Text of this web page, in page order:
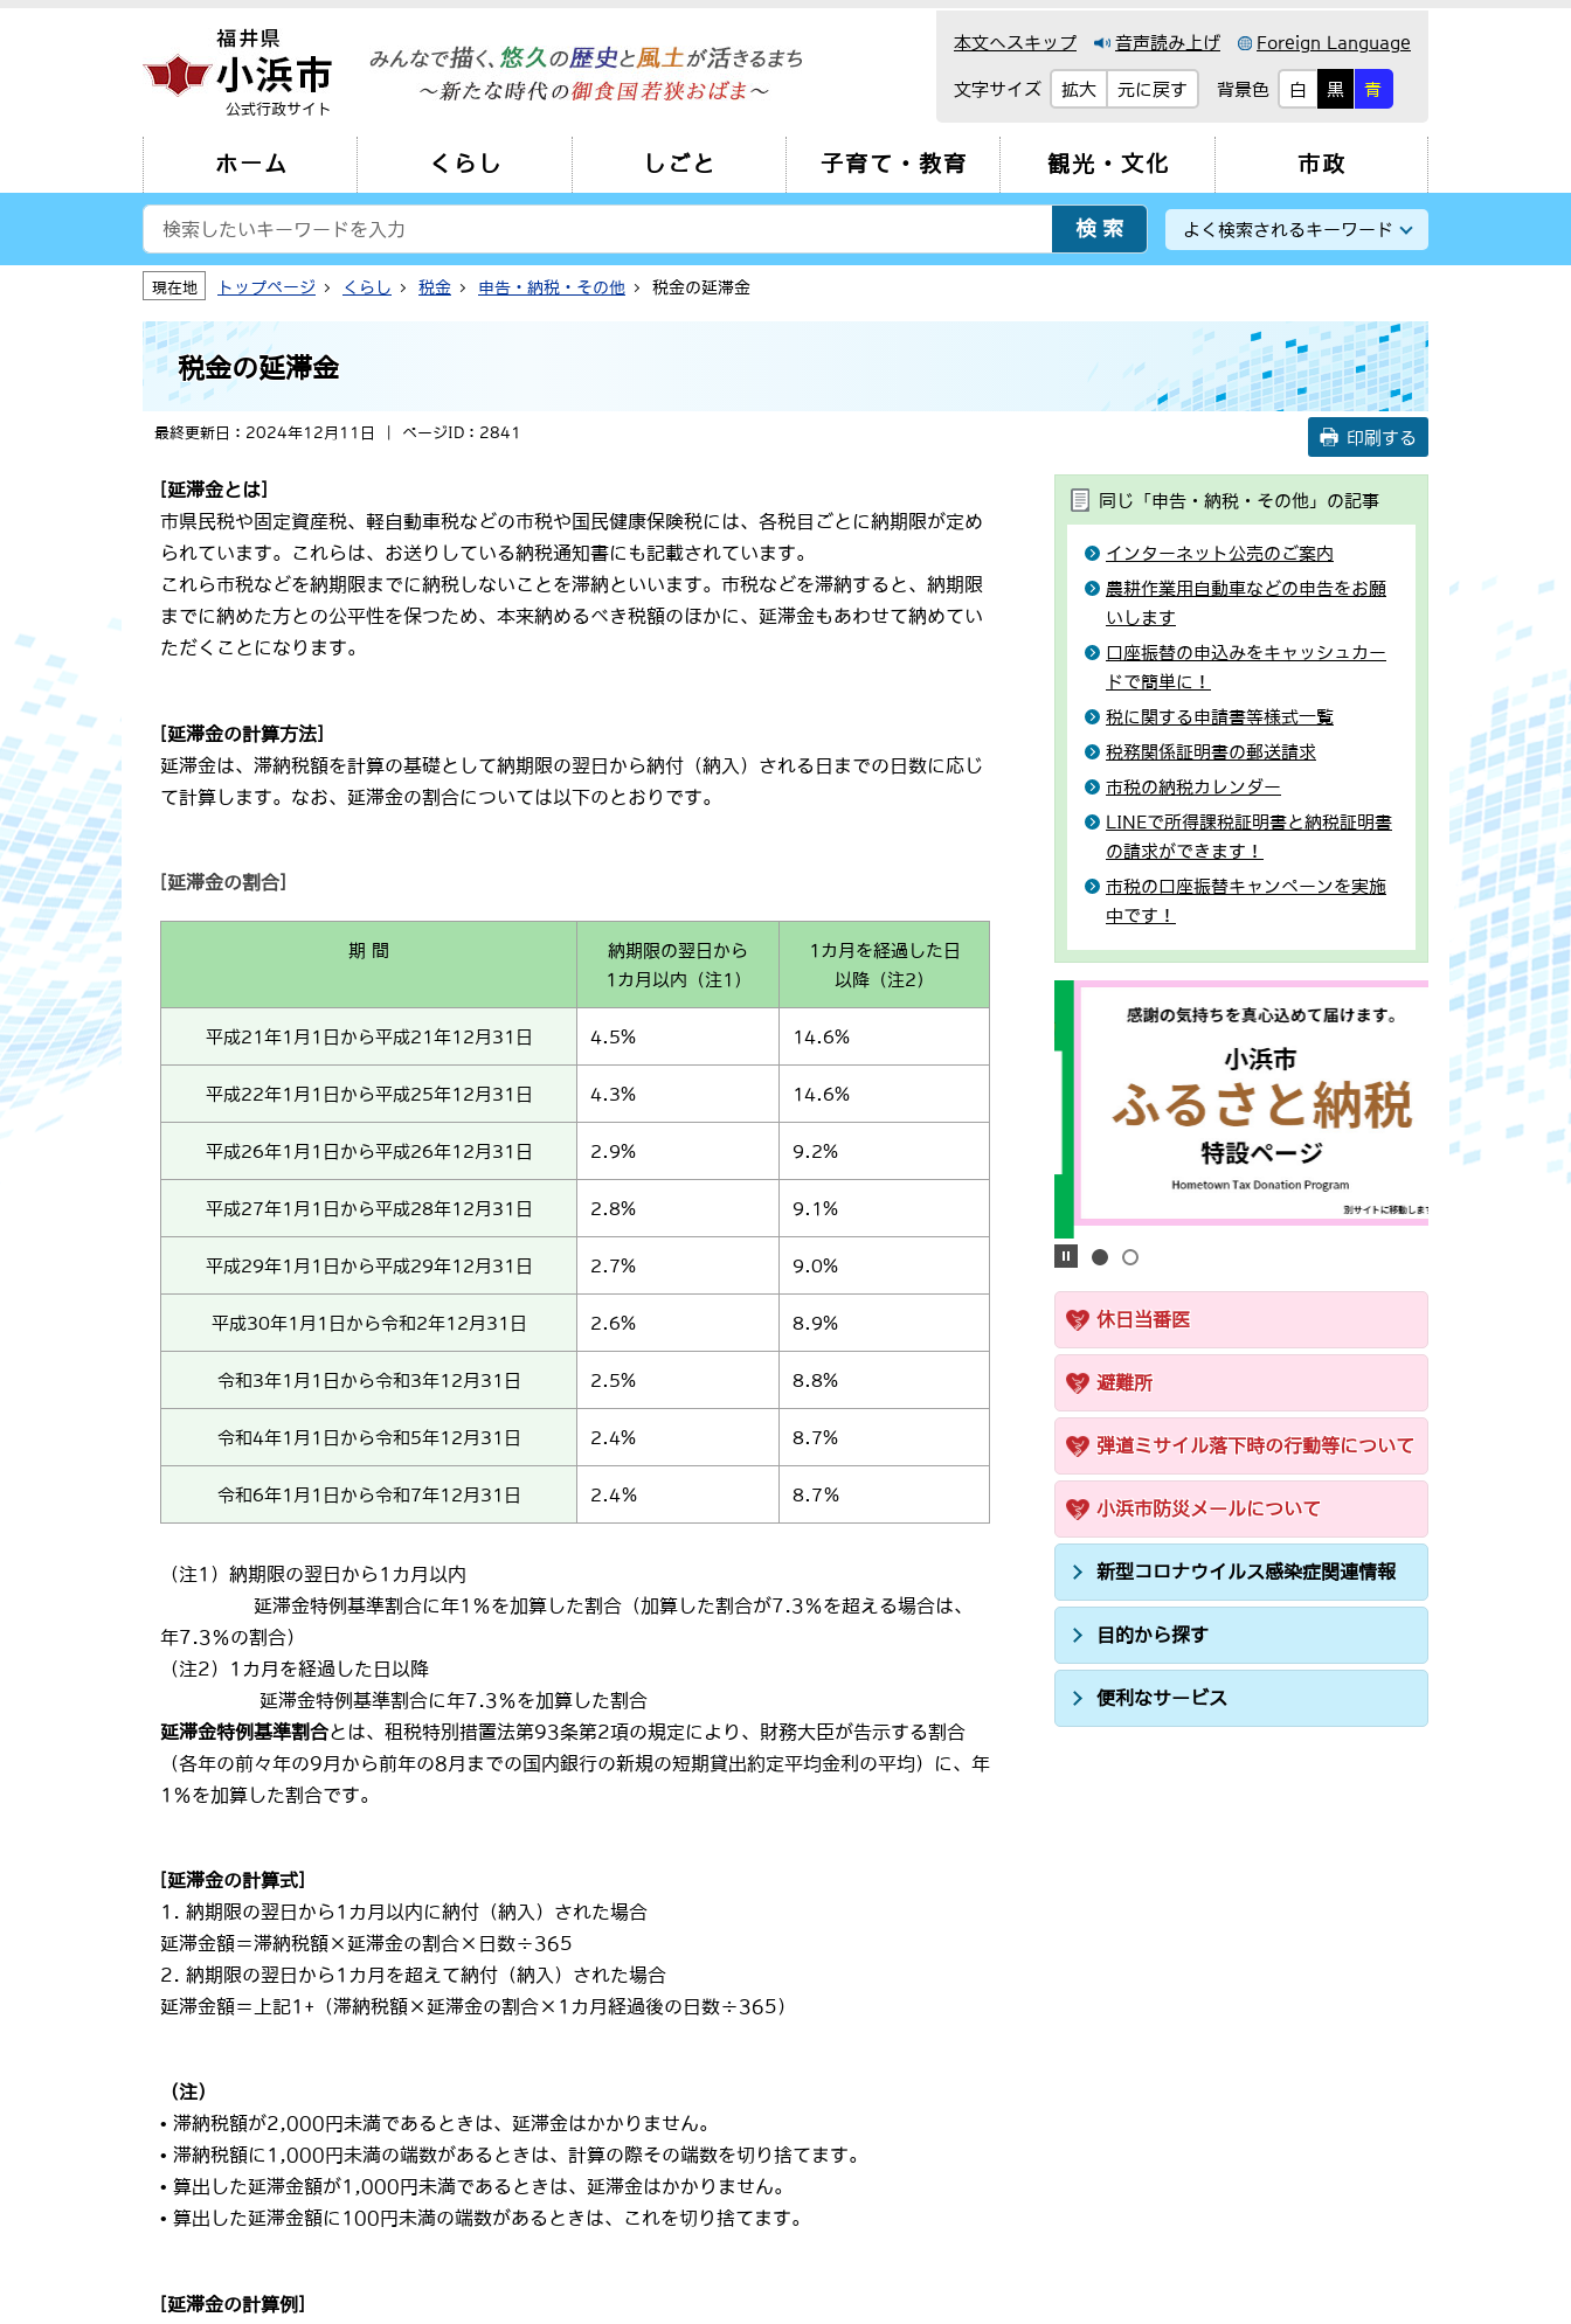
公式行政サイト
本文へスキップ 音声読み上げ Foreign Language
文字サイズ 拡大 元に戻す 背景色 白 黒 青
ホーム くらし しごと 子育て・教育 観光・文化 市政
よく検索されるキーワード
現在地 トップページ くらし 税金 申告・納税・その他 税金の延滞金
税金の延滞金
最終更新日：2024年12月11日 ページID：2841 印刷する
[延滞金とは]
市県民税や固定資産税、軽自動車税などの市税や国民健康保険税には、各税目ごとに納期限が定め
られています。これらは、お送りしている納税通知書にも記載されています。
これら市税などを納期限までに納税しないことを滞納といいます。市税などを滞納すると、納期限
までに納めた方との公平性を保つため、本来納めるべき税額のほかに、延滞金もあわせて納めてい
ただくことになります。
[延滞金の計算方法]
延滞金は、滞納税額を計算の基礎として納期限の翌日から納付（納入）される日までの日数に応じ
て計算します。なお、延滞金の割合については以下のとおりです。
[延滞金の割合]
期 間
納期限の翌日から
1カ月以内（注1）
1カ月を経過した日
以降（注2）
平成21年1月1日から平成21年12月31日 4.5% 14.6%
平成22年1月1日から平成25年12月31日 4.3% 14.6%
平成26年1月1日から平成26年12月31日 2.9% 9.2%
平成27年1月1日から平成28年12月31日 2.8% 9.1%
平成29年1月1日から平成29年12月31日 2.7% 9.0%
平成30年1月1日から令和2年12月31日 2.6% 8.9%
令和3年1月1日から令和3年12月31日 2.5% 8.8%
令和4年1月1日から令和5年12月31日 2.4% 8.7%
令和6年1月1日から令和7年12月31日 2.4％ 8.7％
（注1）納期限の翌日から1カ月以内
延滞金特例基準割合に年1％を加算した割合（加算した割合が7.3％を超える場合は、
年7.3％の割合）
（注2）1カ月を経過した日以降
延滞金特例基準割合に年7.3％を加算した割合
延滞金特例基準割合とは、租税特別措置法第93条第2項の規定により、財務大臣が告示する割合
（各年の前々年の9月から前年の8月までの国内銀行の新規の短期貸出約定平均金利の平均）に、年
1％を加算した割合です。
[延滞金の計算式]
1. 納期限の翌日から1カ月以内に納付（納入）された場合
延滞金額＝滞納税額×延滞金の割合×日数÷365
2. 納期限の翌日から1カ月を超えて納付（納入）された場合
延滞金額＝上記1+（滞納税額×延滞金の割合×1カ月経過後の日数÷365）
（注）
• 滞納税額が2,000円未満であるときは、延滞金はかかりません。
• 滞納税額に1,000円未満の端数があるときは、計算の際その端数を切り捨てます。
• 算出した延滞金額が1,000円未満であるときは、延滞金はかかりません。
• 算出した延滞金額に100円未満の端数があるときは、これを切り捨てます。
[延滞金の計算例]
同じ「申告・納税・その他」の記事
インターネット公売のご案内
農耕作業用自動車などの申告をお願
いします
口座振替の申込みをキャッシュカー
ドで簡単に！
税に関する申請書等様式一覧
税務関係証明書の郵送請求
市税の納税カレンダー
LINEで所得課税証明書と納税証明書
の請求ができます！
市税の口座振替キャンペーンを実施
中です！
休日当番医
避難所
弾道ミサイル落下時の行動等について
小浜市防災メールについて
新型コロナウイルス感染症関連情報
目的から探す
便利なサービス